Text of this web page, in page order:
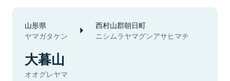
山形県
ヤマガタケン
西村山郡朝日町
ニシムラヤマグンアサヒマチ
大暮山
オオグレヤマ